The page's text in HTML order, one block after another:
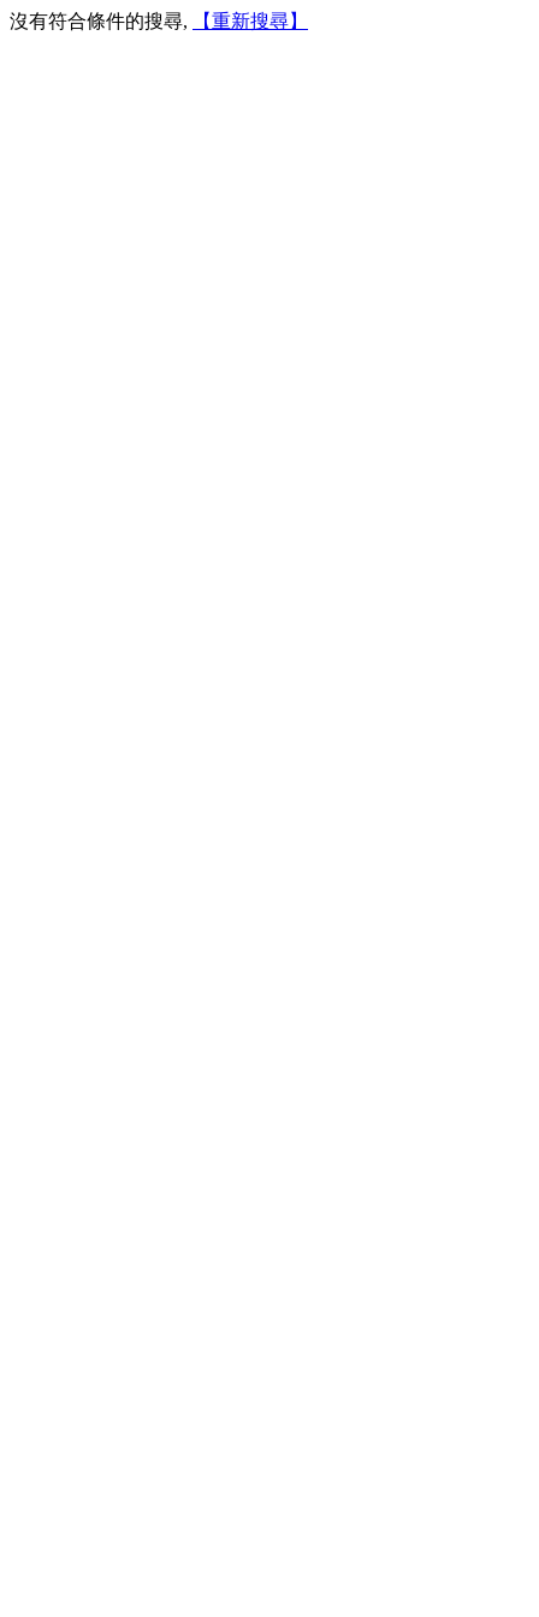
沒有符合條件的搜尋, 【重新搜尋】